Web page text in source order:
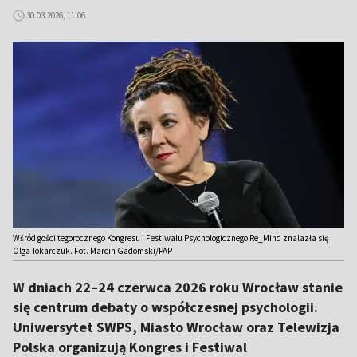
30.03.2026, 11:06
Wśród gości tegorocznego Kongresu i Festiwalu Psychologicznego Re_Mind znalazła się
Olga Tokarczuk. Fot. Marcin Gadomski/PAP
W dniach 22–24 czerwca 2026 roku Wrocław stanie
się centrum debaty o współczesnej psychologii.
Uniwersytet SWPS, Miasto Wrocław oraz Telewizja
Polska organizują Kongres i Festiwal